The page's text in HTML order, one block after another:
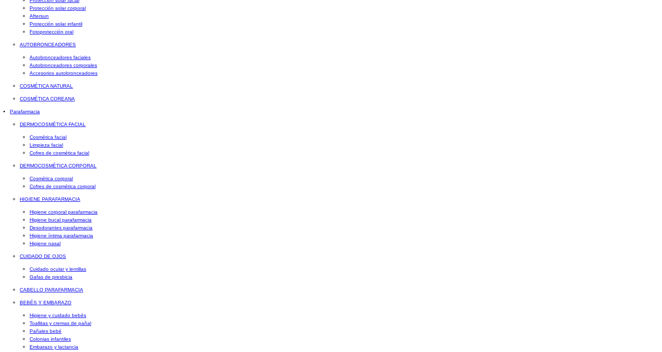
Protección solar corporal
Aftersun
Protección solar infantil
Fotoprotección oral
AUTOBRONCEADORES
Autobronceadores faciales
Autobronceadores corporales
Accesorios autobronceadores
COSMÉTICA NATURAL
COSMÉTICA COREANA
Parafarmacia
DERMOCOSMÉTICA FACIAL
Cosmética facial
Limpieza facial
Cofres de cosmética facial
DERMOCOSMÉTICA CORPORAL
Cosmética corporal
Cofres de cosmética corporal
HIGIENE PARAFARMACIA
Higiene corporal parafarmacia
Higiene bucal parafarmacia
Desodorantes parafarmacia
Higiene íntima parafarmacia
Higiene nasal
CUIDADO DE OJOS
Cuidado ocular y lentillas
Gafas de presbicia
CABELLO PARAFARMACIA
BEBÉS Y EMBARAZO
Higiene y cuidado bebés
Toallitas y cremas de pañal
Pañales bebé
Colonias infantiles
Embarazo y lactancia